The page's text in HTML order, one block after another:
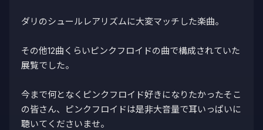
ダリのシュールレアリズムに大変マッチした楽曲。
その他12曲くらいピンクフロイドの曲で構成されていた
展覧でした。
今まで何となくピンクフロイド好きになりたかったそこ
の皆さん、ピンクフロイドは是非大音量で耳いっぱいに
聴いてくださいませ。